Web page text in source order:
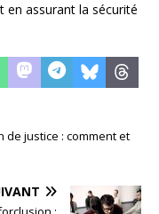
assurant la sécurité
de justice : comment et